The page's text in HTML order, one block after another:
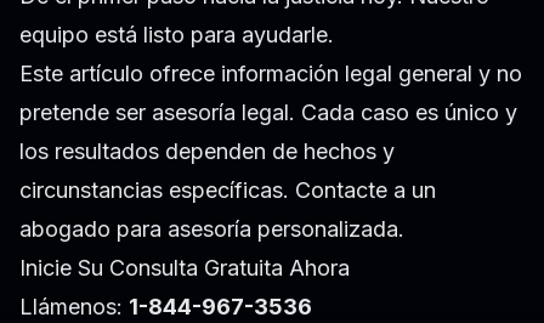
equipo está listo para ayudarle.
Este artículo ofrece información legal general y no
pretende ser asesoría legal. Cada caso es único y
los resultados dependen de hechos y
circunstancias específicas. Contacte a un
abogado para asesoría personalizada.
Inicie Su Consulta Gratuita Ahora
Llámenos: 1-844-967-3536